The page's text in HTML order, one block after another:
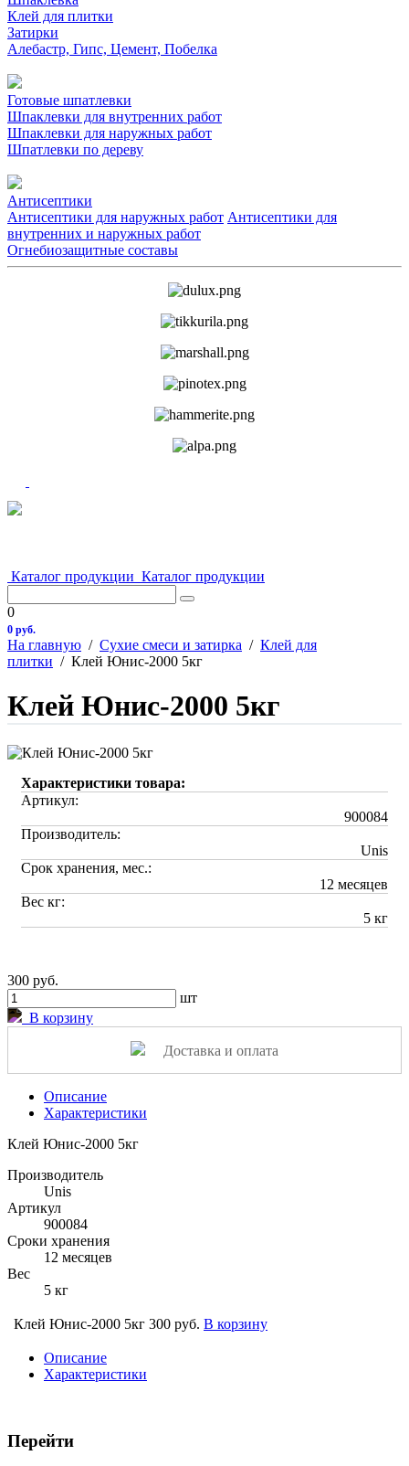
Клей для плитки
Затирки
Алебастр, Гипс, Цемент, Побелка
Готовые шпатлевки
Шпаклевки для внутренних работ
Шпаклевки для наружных работ
Шпатлевки по дереву
Антисептики
Антисептики для наружных работ Антисептики для
внутренних и наружных работ
Огнебиозащитные составы
Каталог продукции Каталог продукции
0
0 руб.
На главную / Сухие смеси и затирка / Клей для
плитки / Клей Юнис-2000 5кг
Клей Юнис-2000 5кг
Характеристики товара:
Артикул:
900084
Производитель:
Unis
Срок хранения, мес.:
12 месяцев
Вес кг:
5 кг
300 руб.
шт
В корзину
Доставка и оплата
Описание
Характеристики
Клей Юнис-2000 5кг
Производитель
Unis
Артикул
900084
Сроки хранения
12 месяцев
Вес
5 кг
Клей Юнис-2000 5кг 300 руб. В корзину
Описание
Характеристики
Перейти